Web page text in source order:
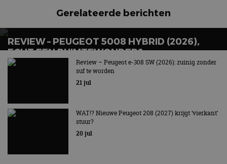
Gerelateerde berichten
REVIEW – PEUGEOT 5008 HYBRID (2026),
ECHT EEN RUIMTEWONDER?
Gul en zuinig tegelijk!Review – Peugeot e-308 SW (2026): zuinig zonder
suf te worden
21 jul
WAT!? Nieuwe Peugeot 208 (2027) krijgt ‘vierkant’
stuur?
20 jul